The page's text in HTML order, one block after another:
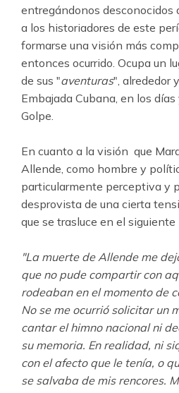
entregándonos desconocidos
a los historiadores de este
formarse una visión más
entonces ocurrido. Ocupa un
de sus "aventuras", alrededor
Embajada Cubana, en los
Golpe.
En cuanto a la visión que
Allende, como hombre y
particularmente perceptiva y
desprovista de una cierta
que se trasluce en el siguiente
"La muerte de Allende me
que no pude compartir con
rodeaban en el momento de
No se me ocurrió solicitar un
cantar el himno nacional ni
su memoria. En realidad, ni
con el afecto que le tenía, o
se salvaba de mis rencores.